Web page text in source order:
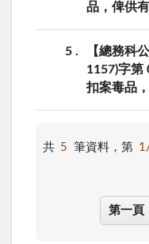
品，俾供
5
【總務科
1157)字第
扣案毒品
共 5 筆資料，第
第一頁